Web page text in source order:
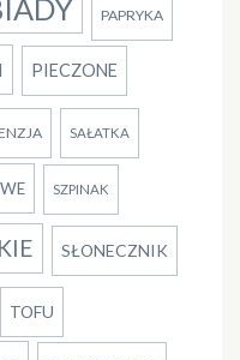
PAPRYKA
PIECZONE
SAŁATKA
SZPINAK
SŁONECZNIK
TOFU